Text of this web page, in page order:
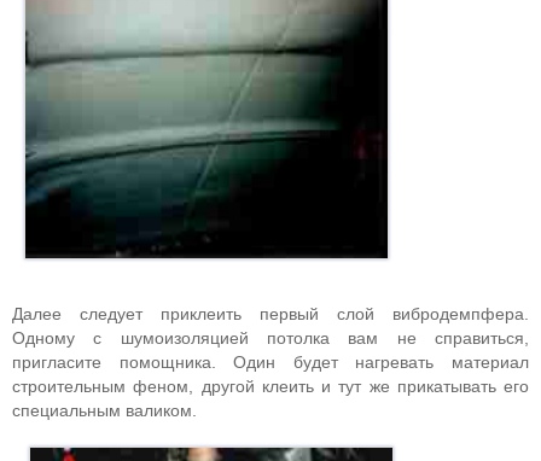
Далее следует приклеить первый слой вибродемпфера.
Одному с шумоизоляцией потолка вам не справиться,
пригласите помощника. Один будет нагревать материал
строительным феном, другой клеить и тут же прикатывать его
специальным валиком.